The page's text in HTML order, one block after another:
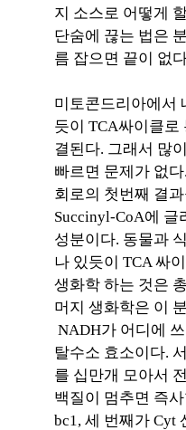
지 소스로 어떻게
단숨에 끊는 법은
름 잡으면 끝이 없
미토콘드리아에서
듯이 TCA싸이클로
결된다. 그래서 많
빠르면 문제가 없다
회로의 첫번째 결
Succinyl-CoA에 글
성분이다. 동물과
나 있듯이 TCA 싸
생화학 하는 것은
머지 생화학은 이
NADH가 어디에
탈수소 효소이다.
를 십만개 모아서
백질이 멈추면 즉
bc1, 세 번째가 Cyt